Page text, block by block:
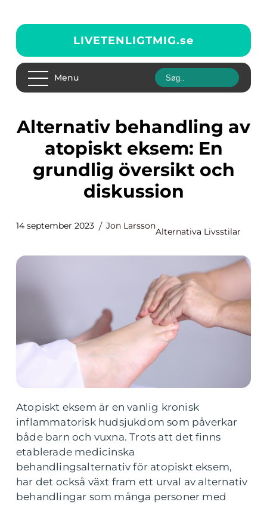
LIVETENLIGTMIG.se
Menu
Alternativ behandling av
atopiskt eksem: En
grundlig översikt och
diskussion
14 september 2023 Jon Larsson
Alternativa Livsstilar
Atopiskt eksem är en vanlig kronisk
inflammatorisk hudsjukdom som påverkar
både barn och vuxna. Trots att det finns
etablerade medicinska
behandlingsalternativ för atopiskt eksem,
har det också växt fram ett urval av alternativ
behandlingar som många personer med